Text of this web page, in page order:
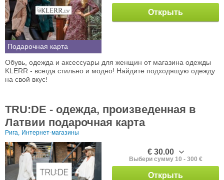
Подарочная карта
Открыть
Обувь, одежда и аксессуары для женщин от магазина одежды
KLERR - всегда стильно и модно! Найдите подходящую одежду
на свой вкус!
TRU:DE - одежда, произведенная в
Латвии подарочная карта
Рига, Интернет-магазины
€ 30.00
Выбери сумму 10 - 300 €
Открыть